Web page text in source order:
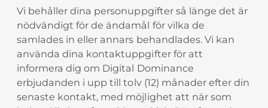
Vi behåller dina personuppgifter så länge det är
nödvändigt för de ändamål för vilka de
samlades in eller annars behandlades. Vi kan
använda dina kontaktuppgifter för att
informera dig om Digital Dominance
erbjudanden i upp till tolv (12) månader efter din
senaste kontakt, med möjlighet att när som